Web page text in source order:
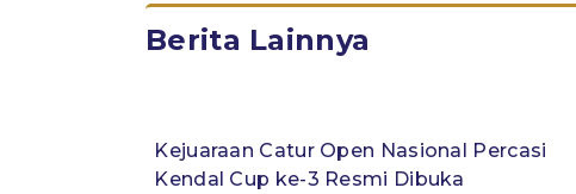
Berita Lainnya
Kejuaraan Catur Open Nasional Percasi
Kendal Cup ke-3 Resmi Dibuka